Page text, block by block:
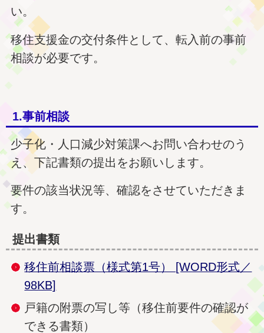
い。
移住支援金の交付条件として、転入前の事前
相談が必要です。
1.事前相談
少子化・人口減少対策課へお問い合わせのう
え、下記書類の提出をお願いします。
要件の該当状況等、確認をさせていただきま
す。
提出書類
移住前相談票（様式第1号） [WORD形式／
98KB]
戸籍の附票の写し等（移住前要件の確認が
できる書類）